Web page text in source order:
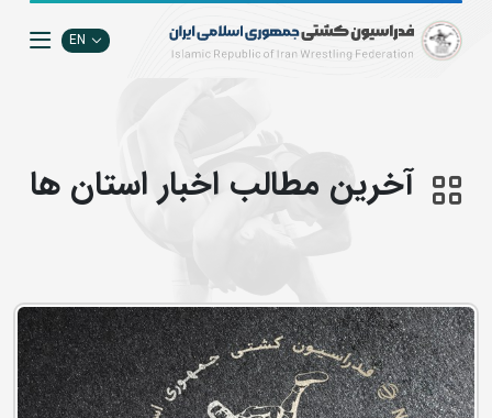
EN
آخرین مطالب اخبار استان ها